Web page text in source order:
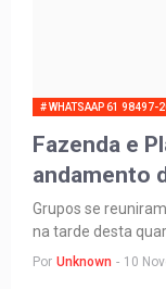
# WHATSAAP 61 98497-
Fazenda e
andamento
Grupos se
na tarde desta
Por Unknown - 10